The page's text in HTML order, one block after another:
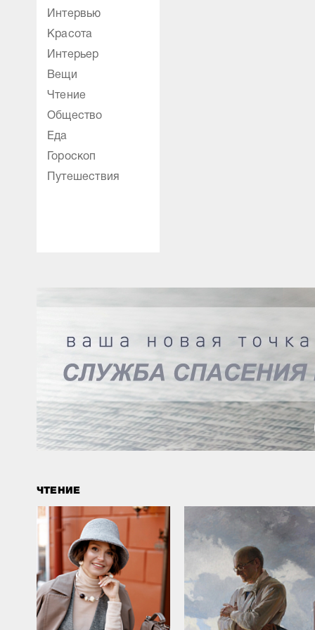
ФОТО ДНЯ
Продуктивный день начинается с завтрака!
26.02.2021
Интервью
Красота
Интерьер
Вещи
Чтение
Общество
Еда
Гороскоп
Путешествия
ЧТЕНИЕ